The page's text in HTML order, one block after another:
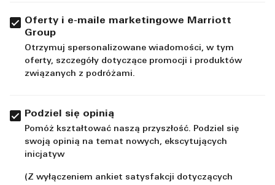
Oferty i e-maile marketingowe Marriott
Group
Otrzymuj spersonalizowane wiadomości, w tym
oferty, szczegóły dotyczące promocji i produktów
związanych z podróżami.
Podziel się opinią
Pomóż kształtować naszą przyszłość. Podziel się
swoją opinią na temat nowych, ekscytujących
inicjatyw
(Z wyłączeniem ankiet satysfakcji dotyczących